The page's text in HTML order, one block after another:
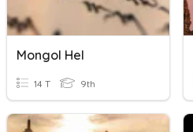
Mongol Hel
14 T 9th